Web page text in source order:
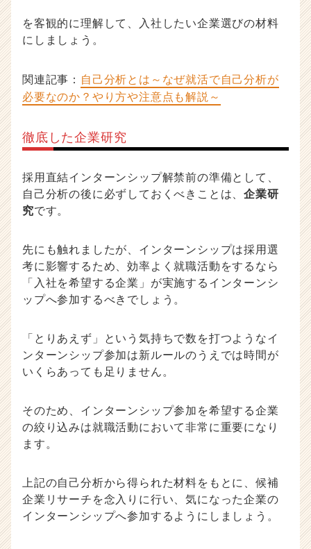
を客観的に理解して、入社したい企業選びの材料
にしましょう。
関連記事： 自己分析とは～なぜ就活で自己分析が
必要なのか？やり方や注意点も解説～
徹底した企業研究
採用直結インターンシップ解禁前の準備として、
自己分析の後に必ずしておくべきことは、企業研
究です。
先にも触れましたが、インターンシップは採用選
考に影響するため、効率よく就職活動をするなら
「入社を希望する企業」が実施するインターンシ
ップへ参加するべきでしょう。
「とりあえず」という気持ちで数を打つようなイ
ンターンシップ参加は新ルールのうえでは時間が
いくらあっても足りません。
そのため、インターンシップ参加を希望する企業
の絞り込みは就職活動において非常に重要になり
ます。
上記の自己分析から得られた材料をもとに、候補
企業リサーチを念入りに行い、気になった企業の
インターンシップへ参加するようにしましょう。